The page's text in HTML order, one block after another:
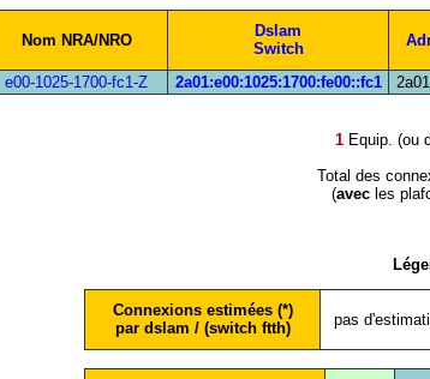
Nom NRA/NRO
Dslam
Switch
e00-1025-1700-fc1-Z 2a01:e00:1025:1700:fe00::fc1
1 Equip. (ou
Total des
(avecles
Connexions estimées (*)
par dslam / (switch ftth)
pas